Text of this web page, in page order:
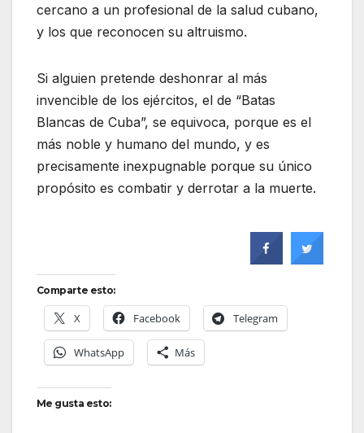
cercano a un profesional de la salud cubano,
y los que reconocen su altruismo.
Si alguien pretende deshonrar al más
invencible de los ejércitos, el de “Batas
Blancas de Cuba”, se equivoca, porque es el
más noble y humano del mundo, y es
precisamente inexpugnable porque su único
propósito es combatir y derrotar a la muerte.
Comparte esto:
X Facebook Telegram
WhatsApp Más
Me gusta esto: